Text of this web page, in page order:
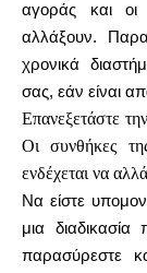
αγοράς και οι
αλλάξουν.
χρονικά
σας, εάν είναι
Επανεξετάστε
Οι συνθήκες
ενδέχεται να
Να είστε
μια
παρασύρεστε